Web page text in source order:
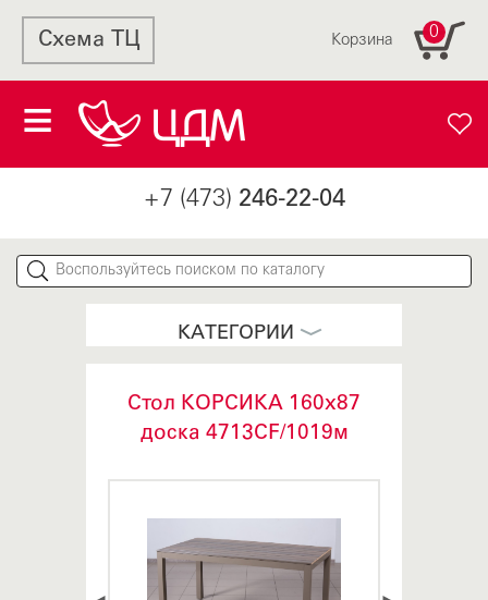
Схема ТЦ Корзина 0
+7 (473) 246-22-04
КАТЕГОРИИ
Стол КОРСИКА 160х87
доска 4713CF/1019м